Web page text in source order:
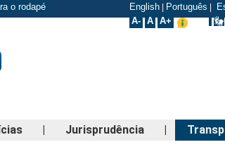
o rodapé English Português
A- A A+
| Jurisprudência |